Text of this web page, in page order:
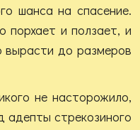
шанса на спасение.
порхает и ползает, и
вырасти до размеров
не насторожило,
адепты стрекозиного